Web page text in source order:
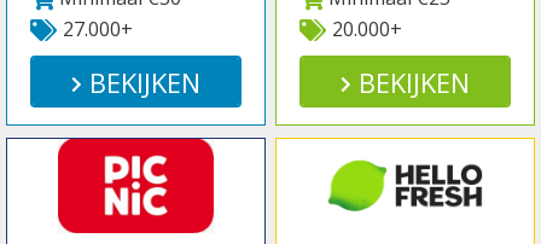
27.000+
BEKIJKEN
20.000+
BEKIJKEN